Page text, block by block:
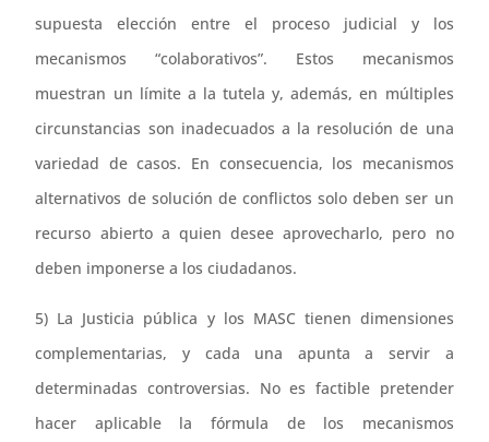
supuesta elección entre el proceso judicial y los
mecanismos “colaborativos”. Estos mecanismos
muestran un límite a la tutela y, además, en múltiples
circunstancias son inadecuados a la resolución de una
variedad de casos. En consecuencia, los mecanismos
alternativos de solución de conflictos solo deben ser un
recurso abierto a quien desee aprovecharlo, pero no
deben imponerse a los ciudadanos.
5) La Justicia pública y los MASC tienen dimensiones
complementarias, y cada una apunta a servir a
determinadas controversias. No es factible pretender
hacer aplicable la fórmula de los mecanismos